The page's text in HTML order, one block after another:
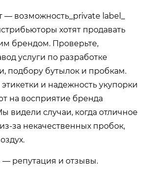
— возможность_private label_
хотят продавать
брендом. Проверьте,
услуги по разработке
подбору бутылок и пробкам.
и надежность укупорки
на восприятие бренда
видели случаи, когда отличное
за некачественных пробок,
репутация и отзывы.